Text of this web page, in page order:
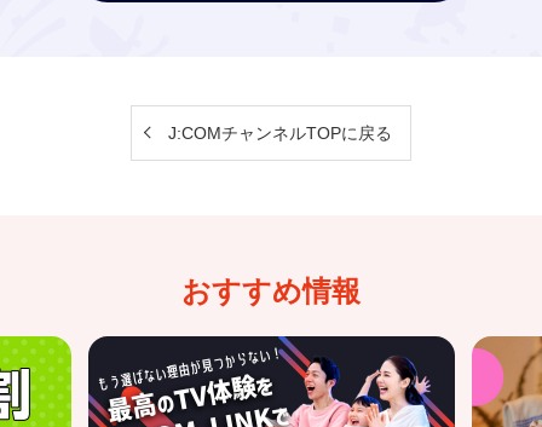
J:COMチャンネルTOPに戻る
おすすめ情報